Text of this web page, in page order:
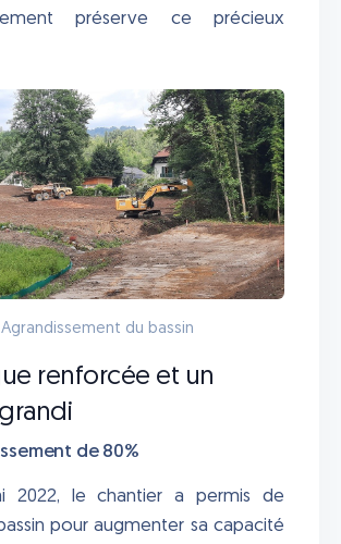
préserve ce précieux
Agrandissement du bassin
renforcée et un
de 80%
2022, le chantier a permis de
pour augmenter sa capacité